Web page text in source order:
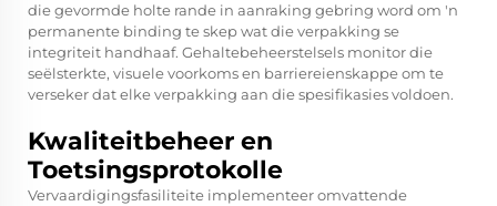
die gevormde holte rande in aanraking gebring word om 'n
permanente binding te skep wat die verpakking se
integriteit handhaaf. Gehaltebeheerstelsels monitor die
seëlsterkte, visuele voorkoms en barriereienskappe om te
verseker dat elke verpakking aan die spesifikasies voldoen.
Kwaliteitbeheer en
Toetsingsprotokolle
Vervaardigingsfasiliteite implementeer omvattende